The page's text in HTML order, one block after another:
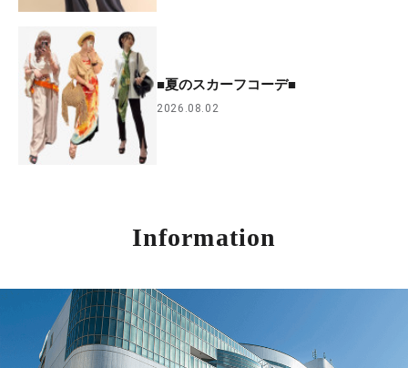
■夏のスカーフコーデ■
2026.08.02
Information